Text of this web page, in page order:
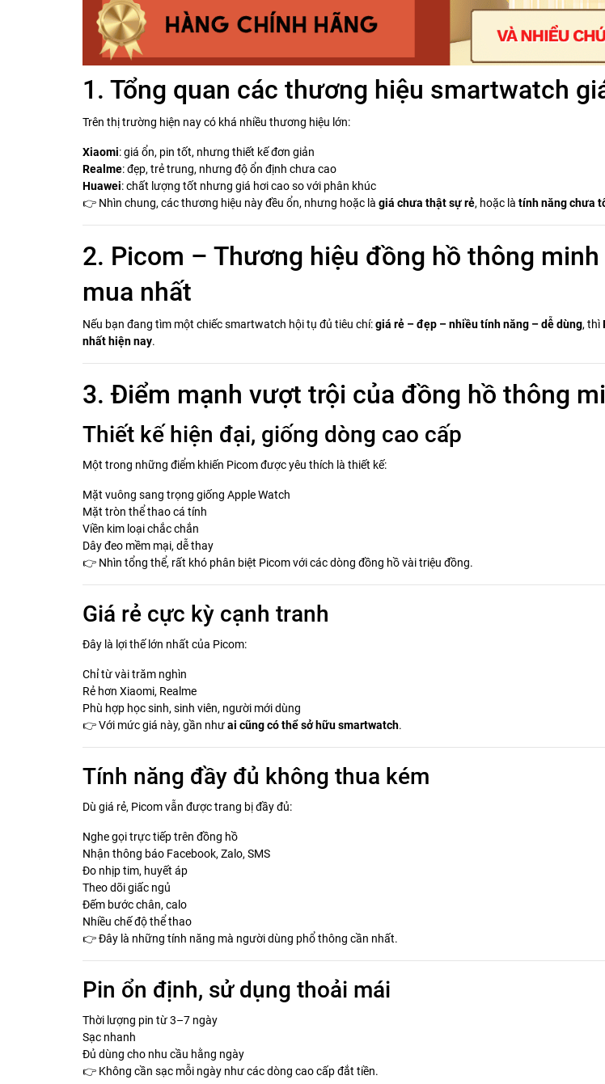
1. Tổng quan các thương hiệu smartwatch
Trên thị trường hiện nay có khá nhiều thương hiệu lớn:
Xiaomi: giá ổn, pin tốt, nhưng thiết kế đơn giản
Realme: đẹp, trẻ trung, nhưng độ ổn định chưa cao
Huawei: chất lượng tốt nhưng giá hơi cao so với phân khúc
👉 Nhìn chung, các thương hiệu này đều ổn, nhưng hoặc là giá chưa thật sự rẻ, hoặc là tính năng chưa
2. Picom – Thương hiệu đồng hồ thông
mua nhất
Nếu bạn đang tìm một chiếc smartwatch hội tụ đủ tiêu chí:giá rẻ – đẹp – nhiều tính năng – dễ dùng, thì
nhất hiện nay.
3. Điểm mạnh vượt trội của đồng hồ thông
Thiết kế hiện đại, giống dòng cao cấp
Một trong những điểm khiến Picom được yêu thích là thiết kế:
Mặt vuông sang trọng giống Apple Watch
Mặt tròn thể thao cá tính
Viền kim loại chắc chắn
Dây đeo mềm mại, dễ thay
👉 Nhìn tổng thể, rất khó phân biệt Picom với các dòng đồng hồ vài triệu đồng.
Giá rẻ cực kỳ cạnh tranh
Đây là lợi thế lớn nhất của Picom:
Chỉ từ vài trăm nghìn
Rẻ hơn Xiaomi, Realme
Phù hợp học sinh, sinh viên, người mới dùng
👉 Với mức giá này, gần nhưai cũng có thể sở hữu smartwatch.
Tính năng đầy đủ không thua kém
Dù giá rẻ, Picom vẫn được trang bị đầy đủ:
Nghe gọi trực tiếp trên đồng hồ
Nhận thông báo Facebook, Zalo, SMS
Đo nhịp tim, huyết áp
Theo dõi giấc ngủ
Đếm bước chân, calo
Nhiều chế độ thể thao
👉 Đây là những tính năng mà người dùng phổ thông cần nhất.
Pin ổn định, sử dụng thoải mái
Thời lượng pin từ 3–7 ngày
Sạc nhanh
Đủ dùng cho nhu cầu hằng ngày
👉 Không cần sạc mỗi ngày như các dòng cao cấp đắt tiền.